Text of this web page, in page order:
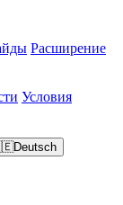
Расширение
Условия
Deutsch